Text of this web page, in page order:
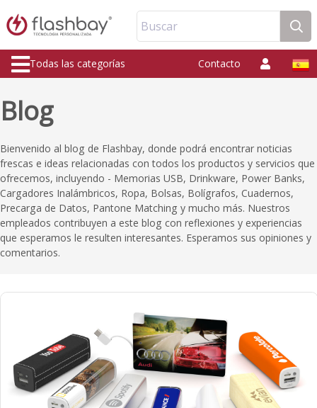
Buscar
Todas las categorías Contacto
Blog
Bienvenido al blog de Flashbay, donde podrá encontrar noticias
frescas e ideas relacionadas con todos los productos y servicios que
ofrecemos, incluyendo - Memorias USB, Drinkware, Power Banks,
Cargadores Inalámbricos, Ropa, Bolsas, Bolígrafos, Cuadernos,
Precarga de Datos, Pantone Matching y mucho más. Nuestros
empleados contribuyen a este blog con reflexiones y experiencias
que esperamos le resulten interesantes. Esperamos sus opiniones y
comentarios.